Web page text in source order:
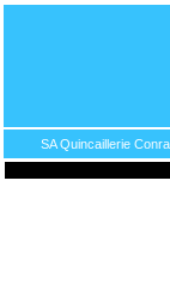
SA Quincaillerie